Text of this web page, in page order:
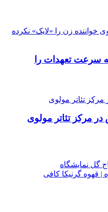
سرعت تعهدات را
در مرکز تئاتر مولوی
گل نمایشگاه
| قهوه گرنیکا کافی